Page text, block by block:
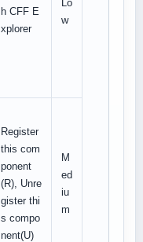
h CFF E
xplorer
Lo
w
Register
this com
ponent
(R), Unre
gister thi
s compo
nent(U)
M
ed
iu
m